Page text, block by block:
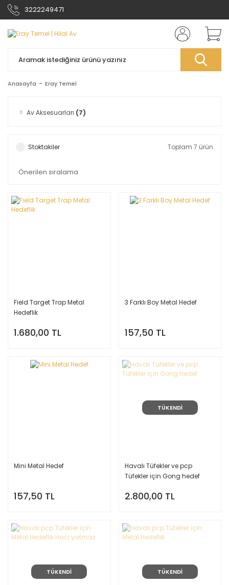
3222249471
Anasayfa Eray Temel
Av Aksesuarları (7)
Stoktakiler Toplam 7 ürün
Field Target Trap Metal
Hedeflik
1.680,00 TL
3 Farklı Boy Metal Hedef
157,50 TL
Mini Metal Hedef
157,50 TL
TÜKENDİ
Havalı Tüfekler ve pcp
Tüfekler için Gong hedef
2.800,00 TL
TÜKENDİ TÜKENDİ